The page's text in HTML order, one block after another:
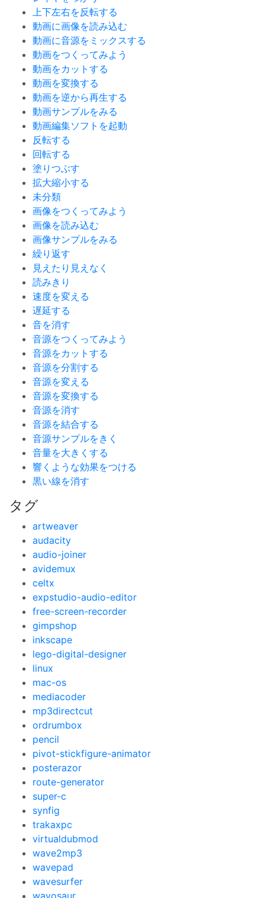
上下左右を反転する
動画に画像を読み込む
動画に音源をミックスする
動画をつくってみよう
動画をカットする
動画を変換する
動画を逆から再生する
動画サンプルをみる
動画編集ソフトを起動
反転する
回転する
塗りつぶす
拡大縮小する
未分類
画像をつくってみよう
画像を読み込む
画像サンプルをみる
繰り返す
見えたり見えなく
読みきり
速度を変える
遅延する
音を消す
音源をつくってみよう
音源をカットする
音源を分割する
音源を変える
音源を変換する
音源を消す
音源を結合する
音源サンプルをきく
音量を大きくする
響くような効果をつける
黒い線を消す
タグ
artweaver
audacity
audio-joiner
avidemux
celtx
expstudio-audio-editor
free-screen-recorder
gimpshop
inkscape
lego-digital-designer
linux
mac-os
mediacoder
mp3directcut
ordrumbox
pencil
pivot-stickfigure-animator
posterazor
route-generator
super-c
synfig
trakaxpc
virtualdubmod
wave2mp3
wavepad
wavesurfer
wavosaur